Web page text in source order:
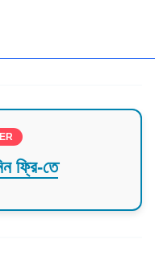
ফ্রি-তে